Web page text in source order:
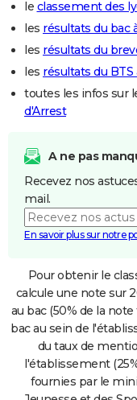
le classement des
les résultats du bac
les résultats du
les résultats du BTS
toutes les infos sur
d'Arrest
A ne pas
Recevez nos
mail.
En savoir plus sur notre
Pour obtenir le
calcule une note sur
au bac (50% de la
bac au sein de
du taux de
l'établissement
fournies par le